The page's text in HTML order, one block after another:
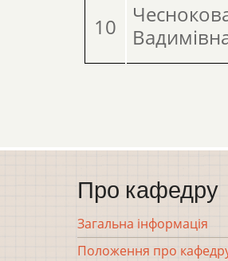
10
Про кафедру
Загальна інформація
Положення про